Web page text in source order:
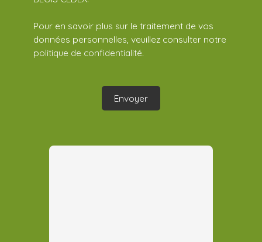
Pour en savoir plus sur le traitement de vos
données personnelles, veuillez consulter notre
politique de confidentialité.
Envoyer